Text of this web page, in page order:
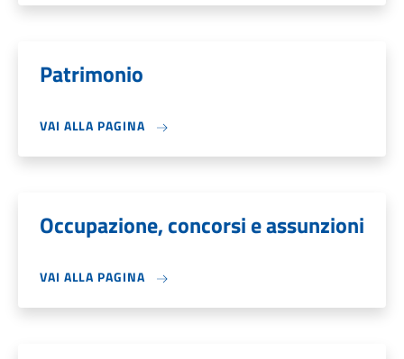
Patrimonio
VAI ALLA PAGINA
Occupazione, concorsi e assunzioni
VAI ALLA PAGINA